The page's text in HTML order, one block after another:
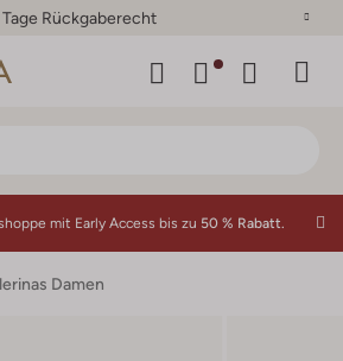
Rückgaberecht
mit Early Access bis zu 50 % Rabatt.
Damen